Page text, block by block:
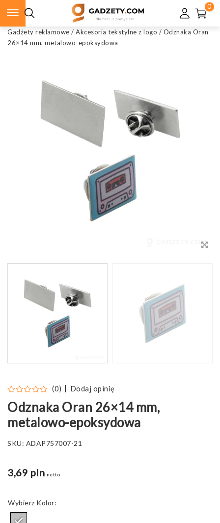
0
Gadżety reklamowe / Akcesoria tekstylne z logo / Odznaka Oran
26×14 mm, metalowo-epoksydowa
(0) Dodaj opinię
Odznaka Oran 26×14 mm,
metalowo-epoksydowa
SKU: ADAP757007-21
3,69 pln netto
Kolor